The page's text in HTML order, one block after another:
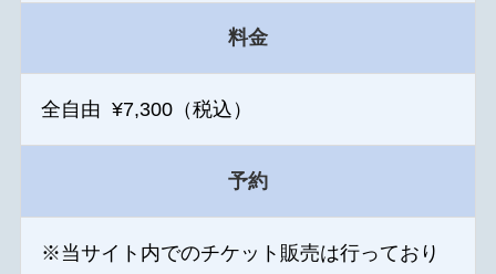
料金
全自由 ¥7,300（税込）
予約
※当サイト内でのチケット販売は行っており